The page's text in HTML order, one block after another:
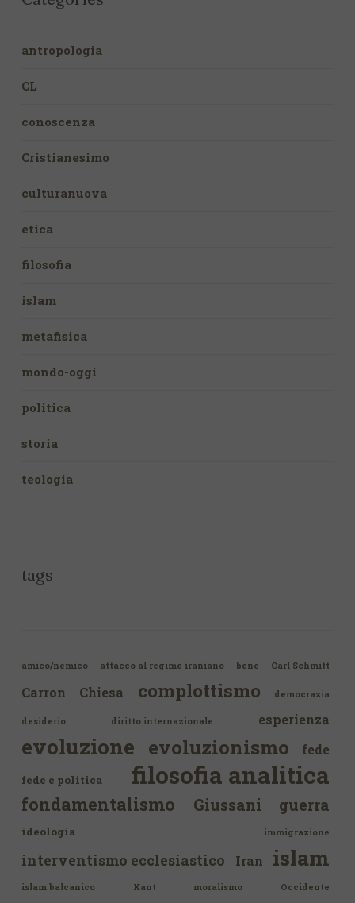
antropologia
CL
conoscenza
Cristianesimo
culturanuova
etica
filosofia
islam
metafisica
mondo-oggi
politica
storia
teologia
tags
amico/nemico attacco al regime iraniano bene Carl Schmitt
Carron Chiesa complottismo democrazia
desiderio diritto internazionale esperienza
evoluzione evoluzionismo fede
fede e politica filosofia analitica
fondamentalismo Giussani guerra
ideologia immigrazione
interventismo ecclesiastico Iran islam
islam balcanico Kant moralismo Occidente